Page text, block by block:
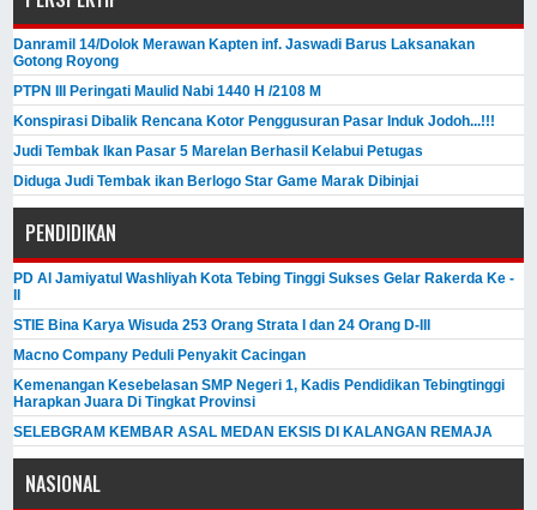
Danramil 14/Dolok Merawan Kapten inf. Jaswadi Barus Laksanakan
Gotong Royong
PTPN III Peringati Maulid Nabi 1440 H /2108 M
Konspirasi Dibalik Rencana Kotor Penggusuran Pasar Induk Jodoh...!!!
Judi Tembak Ikan Pasar 5 Marelan Berhasil Kelabui Petugas
Diduga Judi Tembak ikan Berlogo Star Game Marak Dibinjai
PENDIDIKAN
PD Al Jamiyatul Washliyah Kota Tebing Tinggi Sukses Gelar Rakerda Ke -
STIE Bina Karya Wisuda 253 Orang Strata I dan 24 Orang D-III
Macno Company Peduli Penyakit Cacingan
Kemenangan Kesebelasan SMP Negeri 1, Kadis Pendidikan Tebingtinggi
Harapkan Juara Di Tingkat Provinsi
SELEBGRAM KEMBAR ASAL MEDAN EKSIS DI KALANGAN REMAJA
NASIONAL